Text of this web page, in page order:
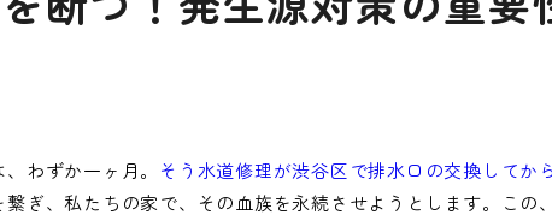
わずか一ヶ月。 そう水道修理が渋谷区で排水口の交換してか
ぎ、私たちの家で、その血族を永続させようとします。この